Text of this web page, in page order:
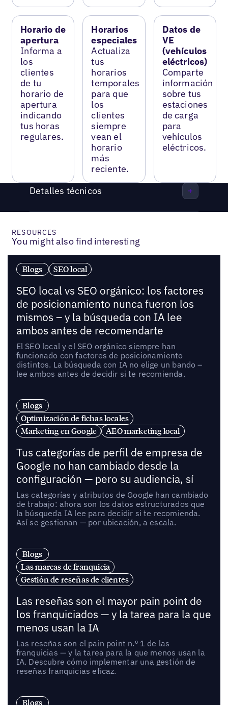
Horario de
apertura
Informa a
los
clientes
de tu
horario de
apertura
indicando
tus horas
regulares.
Horarios
especiales
Actualiza
tus
horarios
temporales
para que
los
clientes
siempre
vean el
horario
más
reciente.
Datos de
VE
(vehículos
eléctricos)
Comparte
información
sobre tus
estaciones
de carga
para
vehículos
eléctricos.
Detalles técnicos
RESOURCES
You might also find interesting
Blogs SEO local
SEO local vs SEO orgánico: los factores
de posicionamiento nunca fueron los
mismos – y la búsqueda con IA lee
ambos antes de recomendarte
El SEO local y el SEO orgánico siempre han
funcionado con factores de posicionamiento
distintos. La búsqueda con IA no elige un bando –
lee ambos antes de decidir si te recomienda.
Blogs
Optimización de fichas locales
Marketing en Google
AEO marketing local
Tus categorías de perfil de empresa de
Google no han cambiado desde la
configuración — pero su audiencia, sí
Las categorías y atributos de Google han cambiado
de trabajo: ahora son los datos estructurados que
la búsqueda IA lee para decidir si te recomienda.
Así se gestionan — por ubicación, a escala.
Blogs
Las marcas de franquicia
Gestión de reseñas de clientes
Las reseñas son el mayor pain point de
los franquiciados — y la tarea para la que
menos usan la IA
Las reseñas son el pain point n.º 1 de las
franquicias — y la tarea para la que menos usan la
IA. Descubre cómo implementar una gestión de
reseñas franquicias eficaz.
Blogs